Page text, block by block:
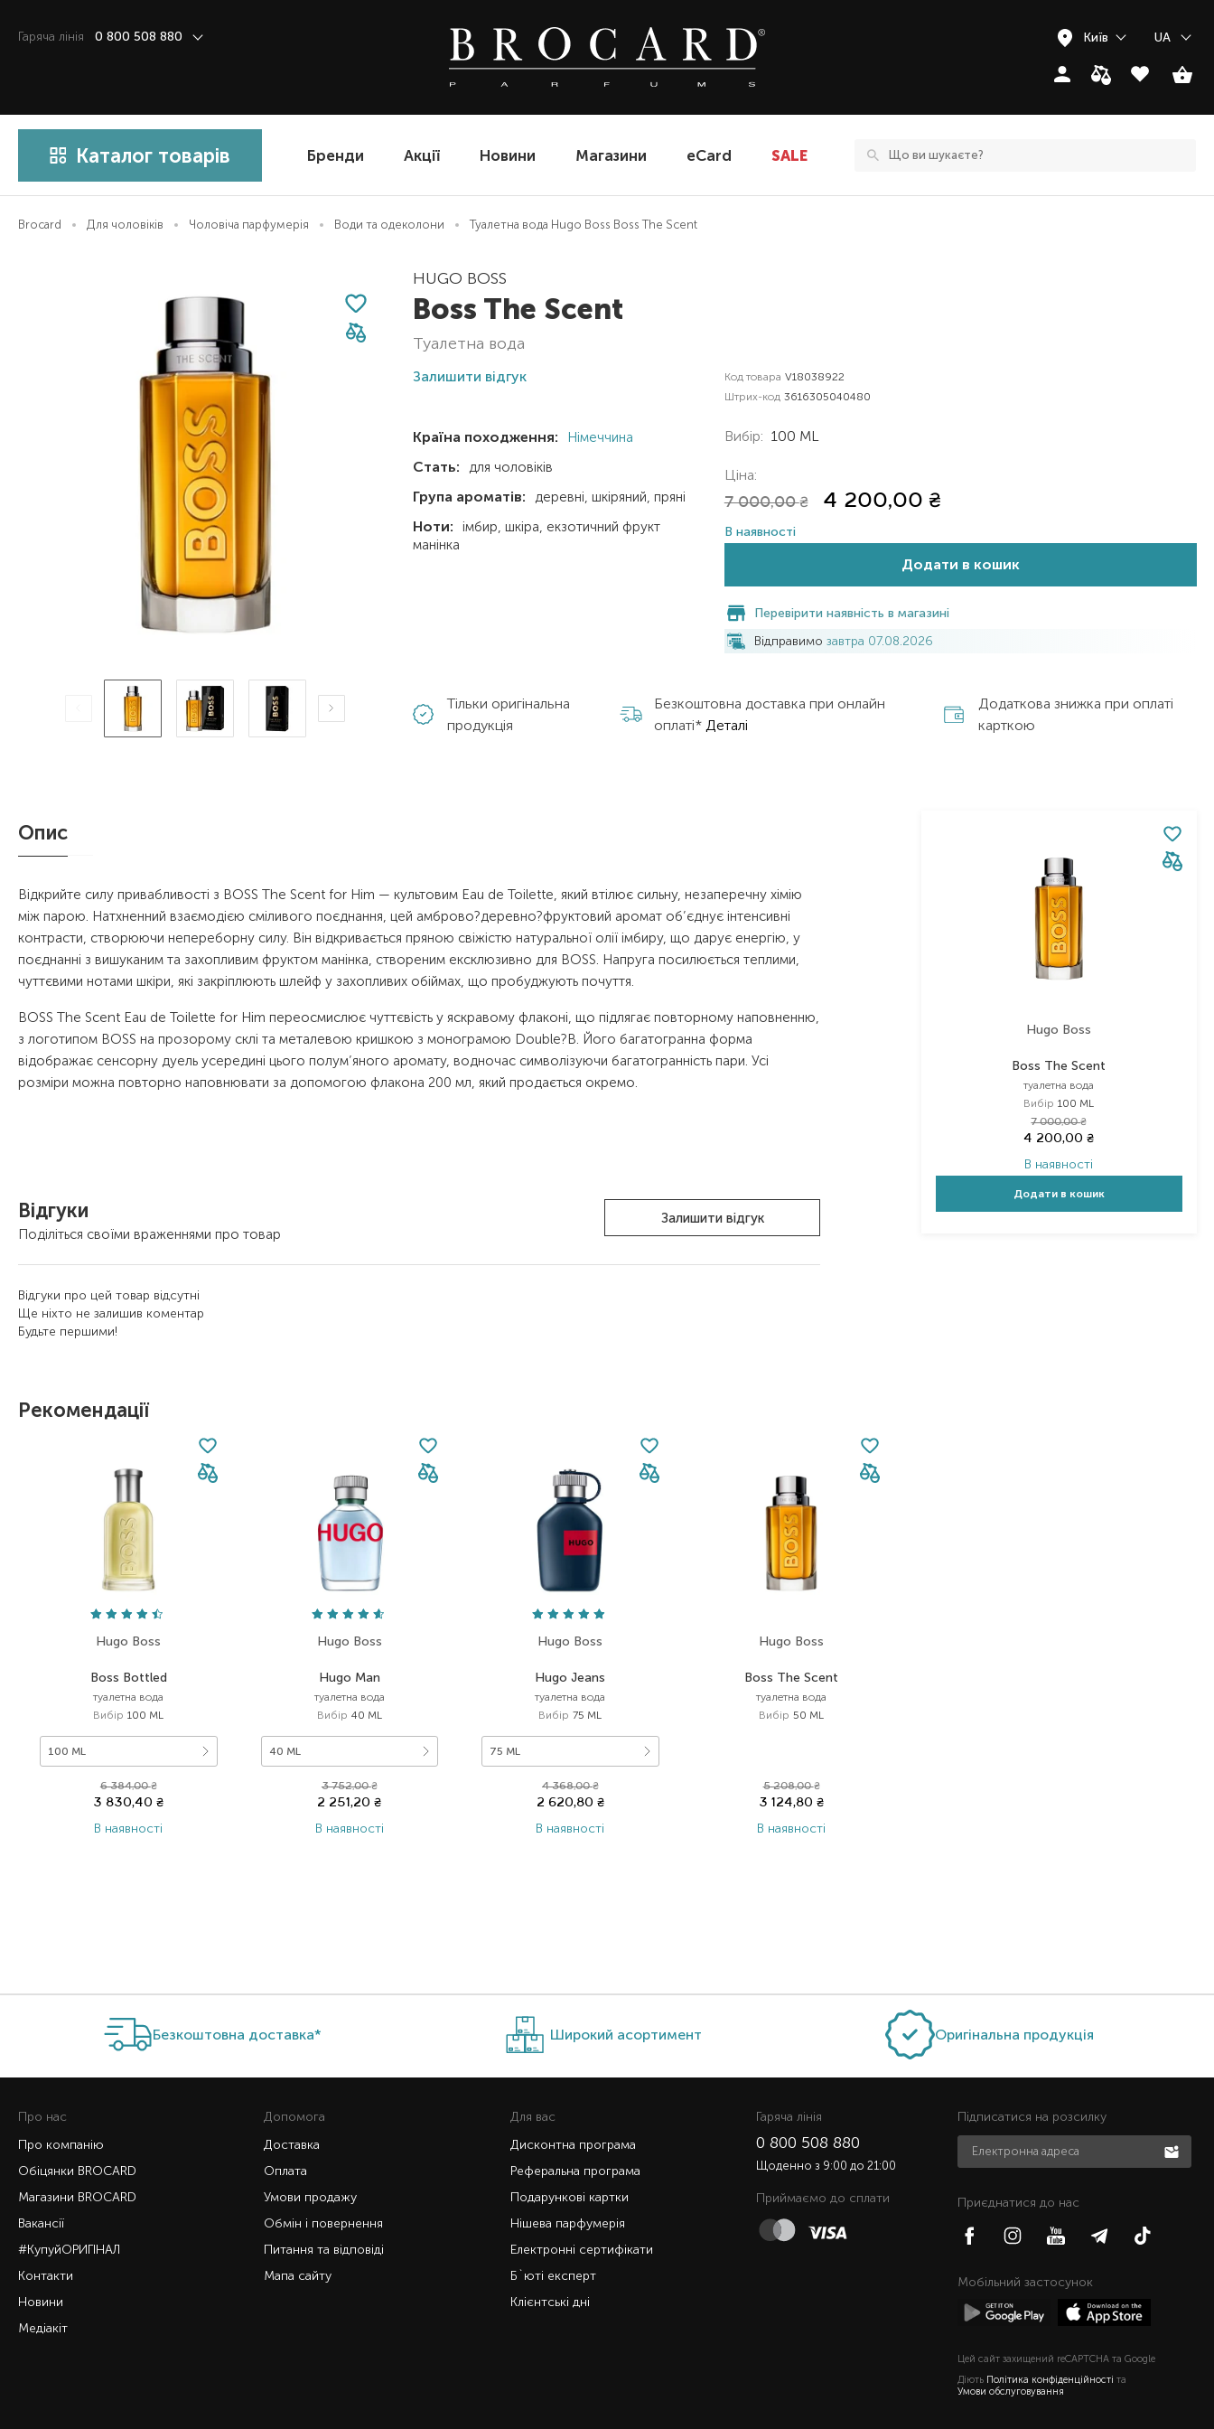
Гаряча лiнiя 0 800 508 880 Київ UA
Каталог товарів Бренди Акції Новини Магазини eCard SALE
Brocard Для чоловіків Чоловіча парфумерія Води та одеколони Туалетна вода Hugo Boss Boss The Scent
HUGO BOSS
Boss The Scent
туалетна вода
Залишити відгук
Країна походження: Німеччина
Стать: для чоловіків
Група ароматів: деревні шкіряний пряні
Ноти: імбир шкіра
манінка
Код товара V18038922
Штрих-код 3616305040480
Вибір: 100 ML
Ціна:
7 000,00₴ 4 200,00 ₴
В наявності
Додати в кошик
Перевірити наявність в магазині
Відправимо завтра 07.08.2026
Тільки оригінальна
продукція
Безкоштовна доставка при онлайн
оплаті* Деталі
Додаткова знижка при оплаті
карткою
Опис
Відкрийте силу привабливості з BOSS The Scent for Him — культовим Eau de Toilette, який втілює сильну, незаперечну хімію
між парою. Натхненний взаємодією сміливого поєднання, цей амброво?деревно?фруктовий аромат об’єднує інтенсивні
контрасти, створюючи непереборну силу. Він відкривається пряною свіжістю натуральної олії імбиру, що дарує енергію, у
поєднанні з вишуканим та захопливим фруктом манінка, створеним ексклюзивно для BOSS. Напруга посилюється теплими,
чуттєвими нотами шкіри, які закріплюють шлейф у захопливих обіймах, що пробуджують почуття.
BOSS The Scent Eau de Toilette for Him переосмислює чуттєвість у яскравому флаконі, що підлягає повторному наповненню,
з логотипом BOSS на прозорому склі та металевою кришкою з монограмою Double?B. Його багатогранна форма
відображає сенсорну дуель усередині цього полум’яного аромату, водночас символізуючи багатогранність пари. Усі
розміри можна повторно наповнювати за допомогою флакона 200 мл, який продається окремо.
Відгуки
Поділіться своїми враженнями про товар
Залишити відгук
Відгуки про цей товар відсутні
Ще ніхто не залишив коментар
Будьте першими!
Рекомендації
Hugo Boss
Boss Bottled
туалетна вода
Вибір 100 ML
100 ML
6 384,00₴
3 830,40₴
В наявності
Hugo Boss
Hugo Man
туалетна вода
Вибір 40 ML
40 ML
3 752,00₴
2 251,20₴
В наявності
Hugo Boss
Hugo Jeans
туалетна вода
Вибір 75 ML
75 ML
4 368,00₴
2 620,80 ₴
В наявності
Hugo Boss
Boss The Scent
туалетна вода
Вибір 50 ML
5 208,00₴
3 124,80₴
В наявності
Hugo Boss
Boss The Scent
туалетна вода
Вибір 100 ML
7 000,00₴
4 200,00₴
В наявності
Додати в кошик
Безкоштовна доставка* Широкий асортимент Оригінальна продукція
Про нас
Про компанію
Обіцянки BROCARD
Магазини BROCARD
Вакансії
#КупуйОРИГІНАЛ
Контакти
Новини
Медіакіт
Допомога
Доставка
Оплата
Умови продажу
Обмін і повернення
Питання та відповіді
Мапа сайту
Для вас
Дисконтна програма
Реферальна програма
Подарункові картки
Нішева парфумерія
Електронні сертифікати
Б`юті експерт
Клієнтські дні
Гаряча лiнiя
0 800 508 880
Щоденно з 9:00 до 21:00
Приймаємо до сплати
Підписатися на розсилку
Приєднатися до нас
Мобільний застосунок
Цей сайт захищений reCAPTCHA та Google
Діють Політика конфіденційності та
Умови обслуговування